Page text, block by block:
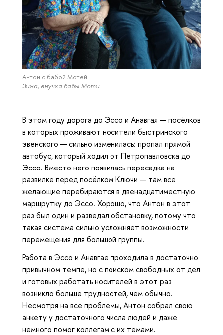
Антон с бабой Мотей
Зина, внучка бабы Моти
В этом году дорога до Эссо и Анавгая — посёлков
в которых проживают носители быстринского
эвенского — сильно изменилась: пропал прямой
автобус, который ходил от Петропавловска до
Эссо. Вместо него появилась пересадка на
развилке перед посёлком Ключи — там все
желающие перебираются в двенадцатиместную
маршрутку до Эссо. Хорошо, что Антон в этот
раз был один и разведал обстановку, потому что
такая система сильно усложняет возможности
перемещения для большой группы.
Работа в Эссо и Анавгае проходила в достаточно
привычном темпе, но с поиском свободных от дел
и готовых работать носителей в этот раз
возникло больше трудностей, чем обычно.
Несмотря на все проблемы, Антон собрал свою
анкету у достаточного числа людей и даже
немного помог коллегам с их темами.